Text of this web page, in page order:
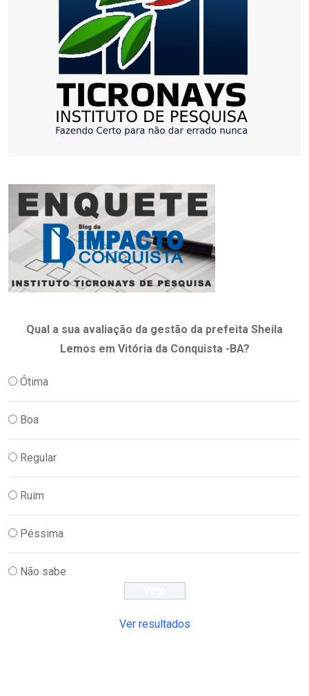
Qual a sua avaliação da gestão da prefeita Sheila
Lemos em Vitória da Conquista -BA?
Ótima
Boa
Regular
Ruim
Péssima
Não sabe
Ver resultados